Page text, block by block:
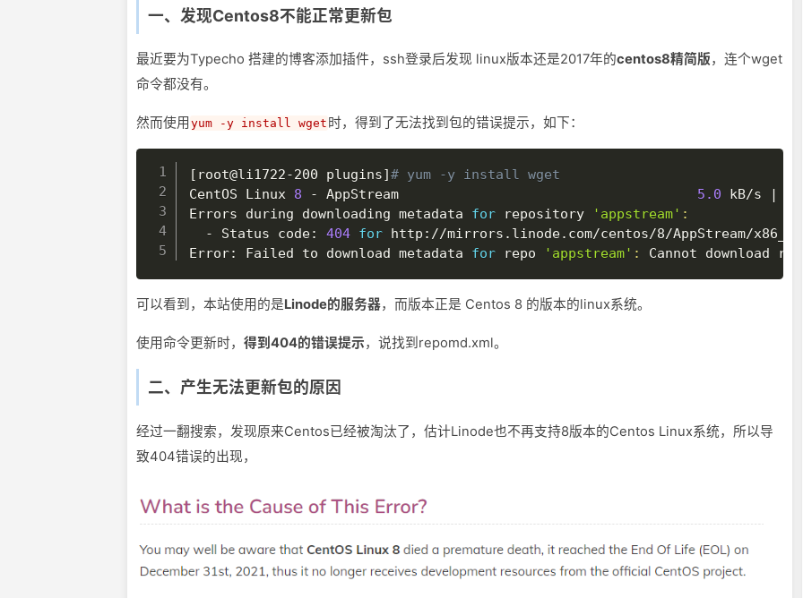
一、发现Centos8不能正常更新包
最近要为Typecho 搭建的博客添加插件，ssh登录后发现 linux版本还是2017年的centos8精简版，连个wget
命令都没有。
然而使用 yum -y install wget 时，得到了无法找到包的错误提示，如下：
[ root@li1722-200 plugins]# yum -y install wget
CentOS Linux 8 - AppStream 5.0 kB/s |
Errors during downloading metadata for repository 'appstream' :
  - Status code:
404 for http://mirrors.linode.com/centos/8/AppStream/
Error: Failed to download metadata for repo 'appstream' :
可以看到，本站使用的是Linode的服务器，而版本正是 Centos 8 的版本的linux系统。
使用命令更新时， 得到404的错误提示，说找到repomd.xml。
二、产生无法更新包的原因
经过一翻搜索，发现原来Centos已经被淘汰了，估计Linode也不再支持8版本的Centos Linux系统，所以导
致404错误的出现，